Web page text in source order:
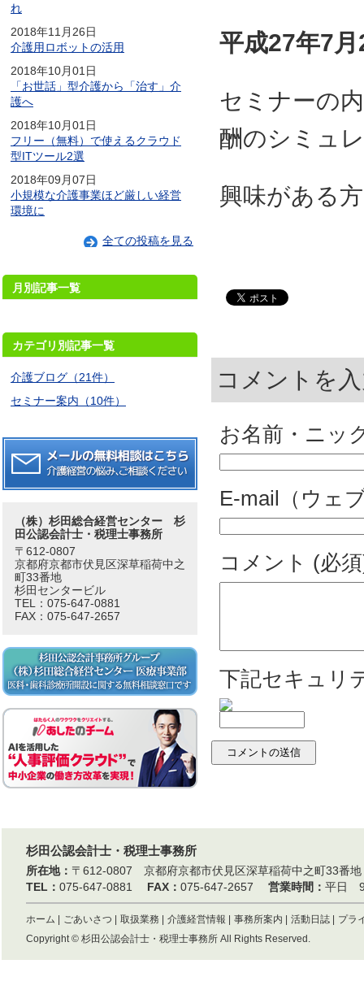
平成27年7
セミナーの
酬のシミュ
興味がある
コメントを
お名前・ニッ
E-mail（ウェ
コメント (必
下記セキュリ
れ
2018年11月26日
介護用ロボットの活用
2018年10月01日
「お世話」型介護から「治す」介
護へ
2018年10月01日
フリー（無料）で使えるクラウド
型ITツール2選
2018年09月07日
小規模な介護事業ほど厳しい経営
環境に
全ての投稿を見る
月別記事一覧
カテゴリ別記事一覧
介護ブログ（21件）
セミナー案内（10件）
（株）杉田総合経営センター 杉
田公認会計士・税理士事務所
〒612-0807
京都府京都市伏見区深草稲荷中之
町33番地
杉田センタービル
TEL：075-647-0881
FAX：075-647-2657
杉田公認会計士・税理士事務所
所在地： 〒612-0807 京都府京都市伏見区深草稲荷中之町33番
TEL： 075-647-0881 FAX： 075-647-2657 営業時間： 平日
ホーム ごあいさつ 取扱業務 介護経営情報 事務所案内 活動日誌
プラ
Copyright © 杉田公認会計士・税理士事務所 All Rights Reserved.